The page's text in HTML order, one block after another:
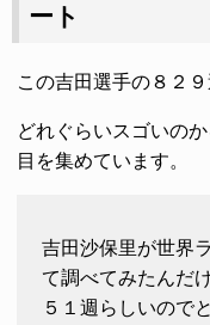
ート
この吉田選手の８２
どれぐらいスゴいの
目を集めています。
吉田沙保里が世界
て調べてみたんだ
５１週らしいので